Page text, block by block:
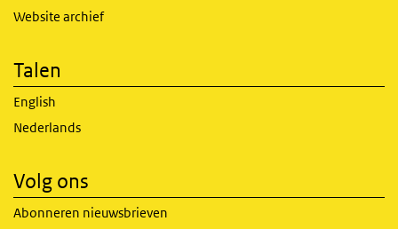
Website archief
Talen
English
Nederlands
Volg ons
Abonneren nieuwsbrieven